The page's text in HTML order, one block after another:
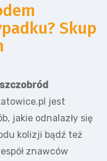
Skup
jest
jakie odnalazły się
kolizji bądź też
znawców